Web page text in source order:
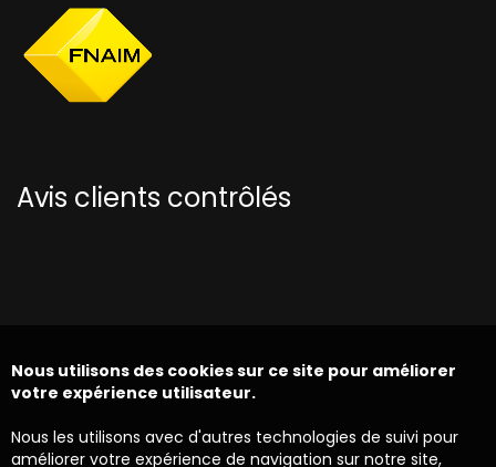
Avis clients contrôlés
Nous utilisons des cookies sur ce site pour améliorer
votre expérience utilisateur.
Nous les utilisons avec d'autres technologies de suivi pour
améliorer votre expérience de navigation sur notre site,